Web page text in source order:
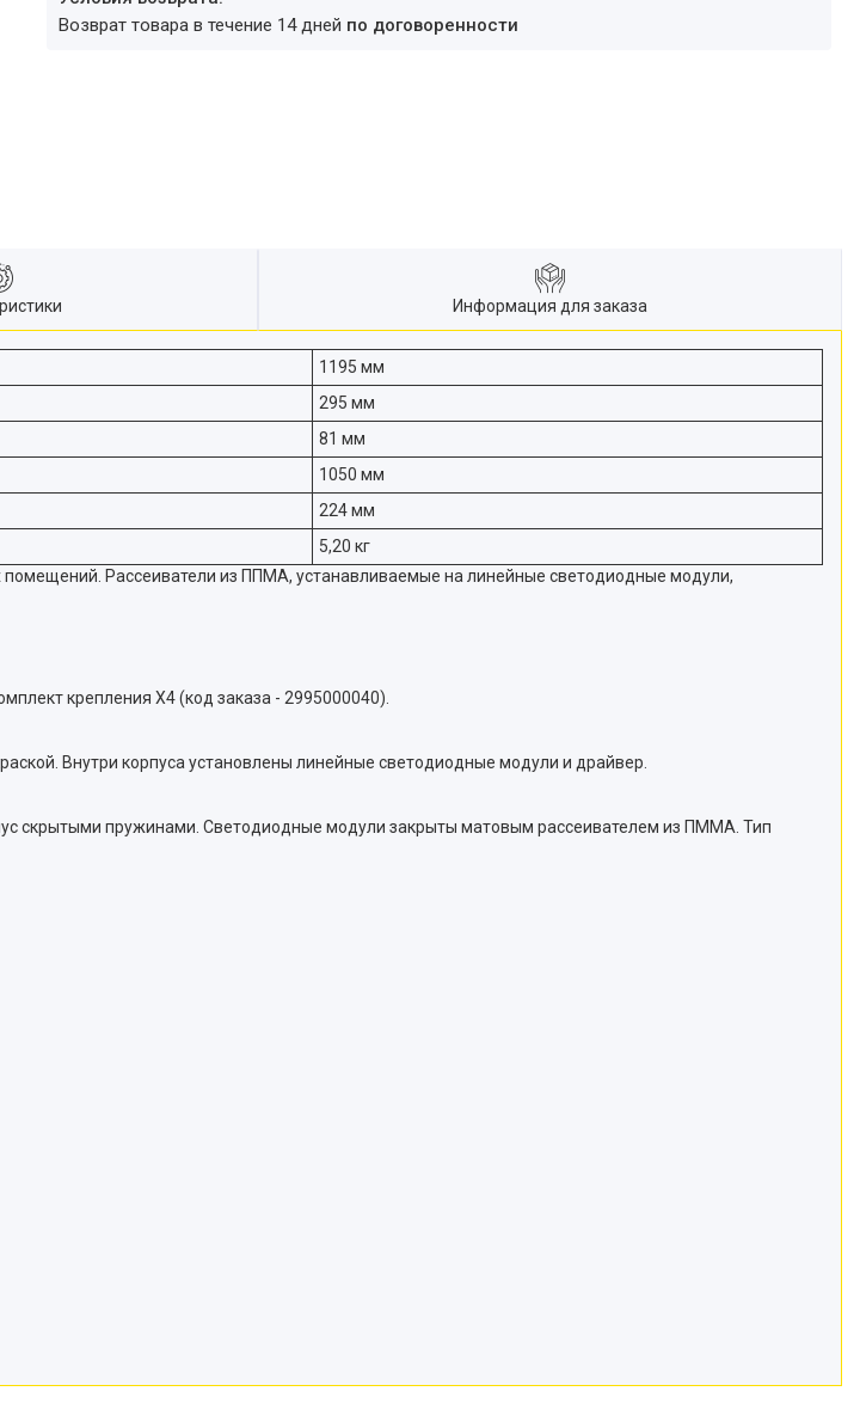
возврат товара в течение 14 дней по договоренности
Информация для заказа
1195 мм
295 мм
81 мм
1050 мм
224 мм
5,20 кг
Рассеиватели из ППМА, устанавливаемые на линейные светодиодные модули,
крепления X4 (код заказа - 2995000040).
Внутри корпуса установлены линейные светодиодные модули и драйвер.
скрытыми пружинами. Светодиодные модули закрыты матовым рассеивателем из ПММА. Тип